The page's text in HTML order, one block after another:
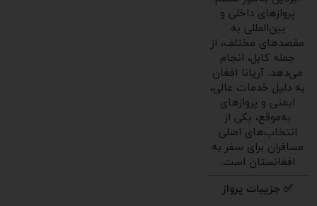
پروازهای داخلی و
بین‌المللی به
مقصدهای مختلف، از
جمله کابل، انجام
می‌دهد. آریانا افغان
به دلیل خدمات عالی،
ایمنی و پروازهای
به‌موقع، یکی از
انتخاب‌های اصلی
مسافران برای سفر به
افغانستان است.
✅ جزییات پرواز